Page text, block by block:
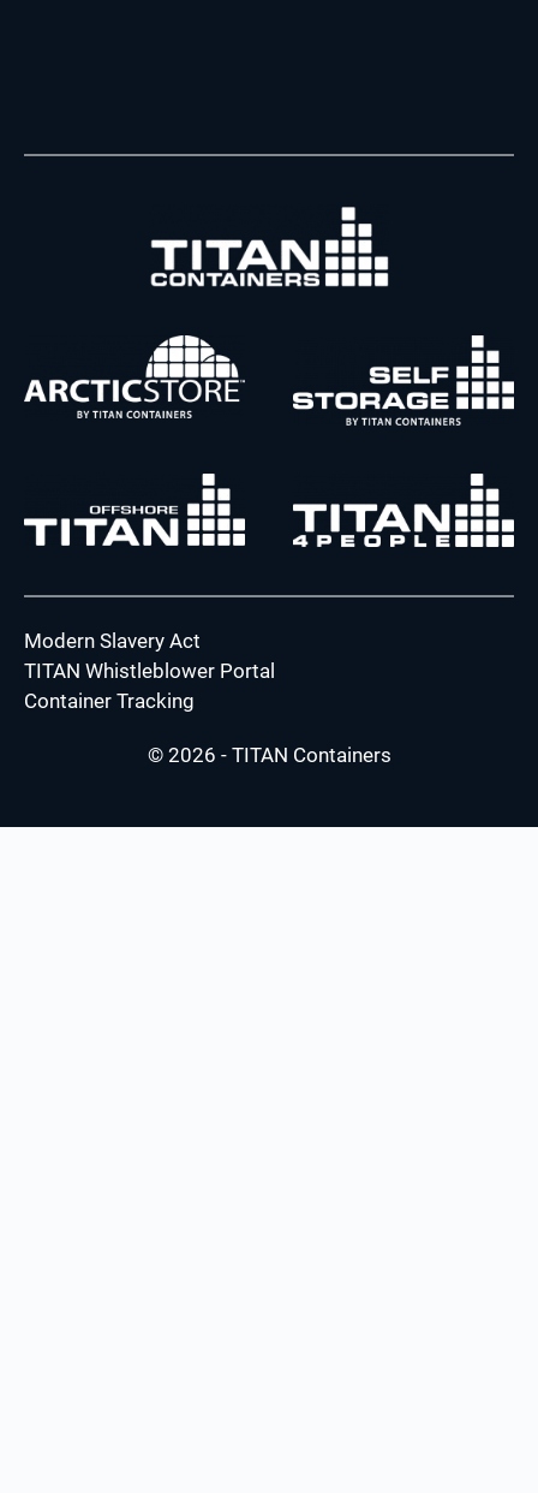
Modern Slavery Act
TITAN Whistleblower Portal
Container Tracking
© 2026 - TITAN Containers